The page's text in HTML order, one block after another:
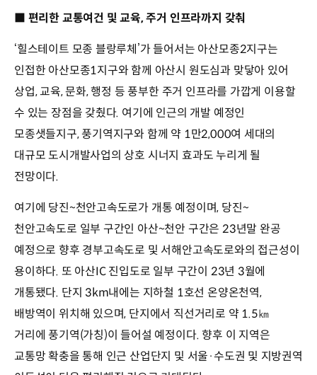
■ 편리한 교통여건 및 교육, 주거 인프라까지 갖춰
‘힐스테이트 모종 블랑루체’가 들어서는 아산모종2지구는
인접한 아산모종1지구와 함께 아산시 원도심과 맞닿아 있어
상업, 교육, 문화, 행정 등 풍부한 주거 인프라를 가깝게 이용할
수 있는 장점을 갖췄다. 여기에 인근의 개발 예정인
모종샛들지구, 풍기역지구와 함께 약 1만2,000여 세대의
대규모 도시개발사업의 상호 시너지 효과도 누리게 될
전망이다.
여기에 당진~천안고속도로가 개통 예정이며, 당진~
천안고속도로 일부 구간인 아산~천안 구간은 23년말 완공
예정으로 향후 경부고속도로 및 서해안고속도로와의 접근성이
용이하다. 또 아산IC 진입도로 일부 구간이 23년 3월에
개통됐다. 단지 3km내에는 지하철 1호선 온양온천역,
배방역이 위치해 있으며, 단지에서 직선거리로 약 1.5㎞
거리에 풍기역(가칭)이 들어설 예정이다. 향후 이 지역은
교통망 확충을 통해 인근 산업단지 및 서울·수도권 및 지방권역